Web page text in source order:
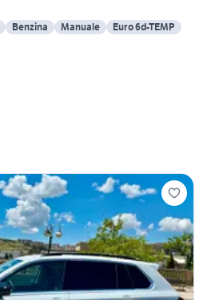
Benzina Manuale Euro 6d-TEMP